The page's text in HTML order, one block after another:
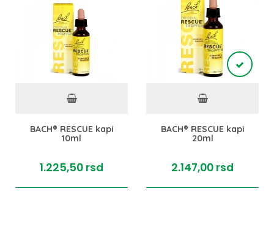
BACH® RESCUE kapi
10ml
1.225,50 rsd
BACH® RESCUE kapi
20ml
2.147,00 rsd